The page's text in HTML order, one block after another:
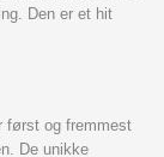
Den er et hit
først og fremmest
De unikke